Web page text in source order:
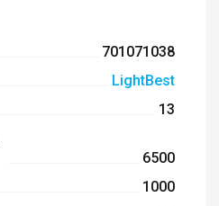
701071038
LightBest
13
6500
1000